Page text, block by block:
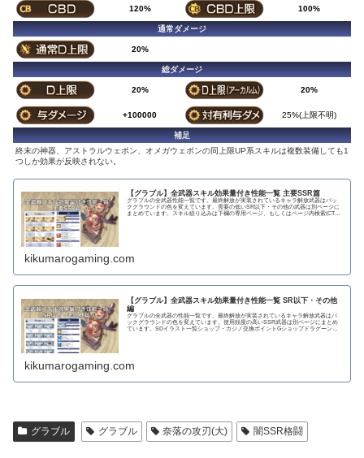
120% 100%
通常ダメージ
20%
総ダメージ
20% 20%
+100000 25%(上限不明)
補足
終末の神器、アストラルウェポン、オメガウェポンの同上限UP系スキルは複数装備しても1
つしか効果が反映されない。
【グラブル】全武器スキル効果量付き性能一覧 主要SSR篇
グラブルの全武器性能一覧です。最終解放が実装されているキャラ解放武器はバッ
クグラウンドの色を変えています。需要の低いSR以下・その他の武器は別ページに
まとめています。スキル絞り込みは下欄の専用ページ、もしくはページ内検索(CTRL
kikumarogaming.com
【グラブル】全武器スキル効果量付き性能一覧 SR以下・その他
編
グラブルの全武器の性能一覧です。最終解放が実装されているキャラ解放武器はバ
ックグラウンドの色を変えています。使用頻度の高いSSR武器は別ページにまとめ
ています。SDイラスト一覧ショップ・カジノ交換ポイントGショップドラグーンラ
kikumarogaming.com
グラブル グラブル 奈落の攻刃(大) 闇SSR格闘